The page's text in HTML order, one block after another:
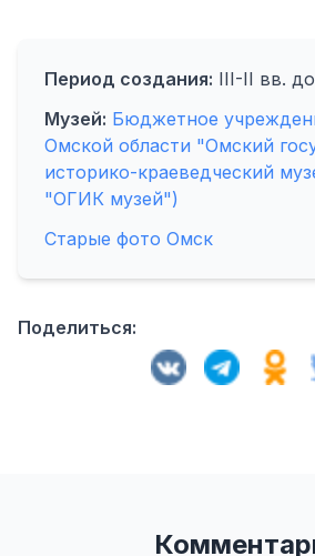
Период создания: III-II вв.
Музей: Бюджетное
Омской области "Омский
историко-краеведческий
"ОГИК музей")
Старые фото Омск
Поделиться: